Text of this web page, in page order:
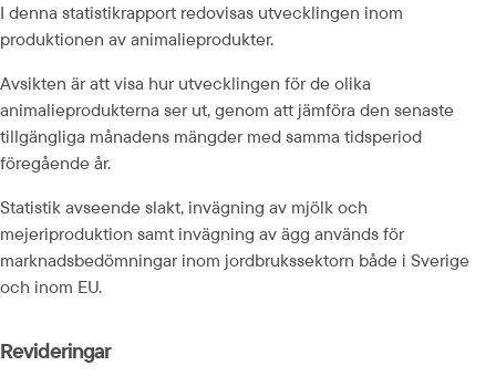
I denna statistikrapport redovisas utvecklingen inom
produktionen av animalieprodukter.
Avsikten är att visa hur utvecklingen för de olika
animalieprodukterna ser ut, genom att jämföra den senaste
tillgängliga månadens mängder med samma tidsperiod
föregående år.
Statistik avseende slakt, invägning av mjölk och
mejeriproduktion samt invägning av ägg används för
marknadsbedömningar inom jordbrukssektorn både i Sverige
och inom EU.
Revideringar